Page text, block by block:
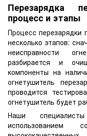
Перезарядка
процесс и этапы
Процесс перезарядки
несколько этапов:
неисправности
разбирается и
компоненты на
огнетушитель
проводится
огнетушитель будет
Наши
использованием